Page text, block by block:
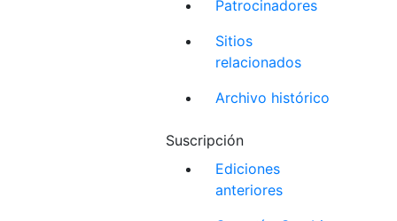
Patrocinadores
Sitios
relacionados
Archivo histórico
Suscripción
Ediciones
anteriores